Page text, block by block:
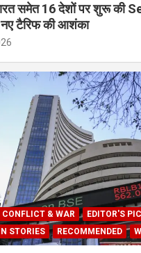
समेत 16 देशों पर शुरू की
नए टैरिफ की आशंका
CONFLICT & WAR EDITOR'S
STORIES RECOMMENDED